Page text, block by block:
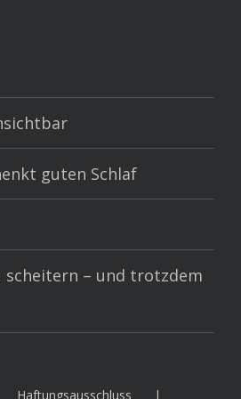
guten Schlaf
scheitern – und trotzdem
Haftungsausschluss